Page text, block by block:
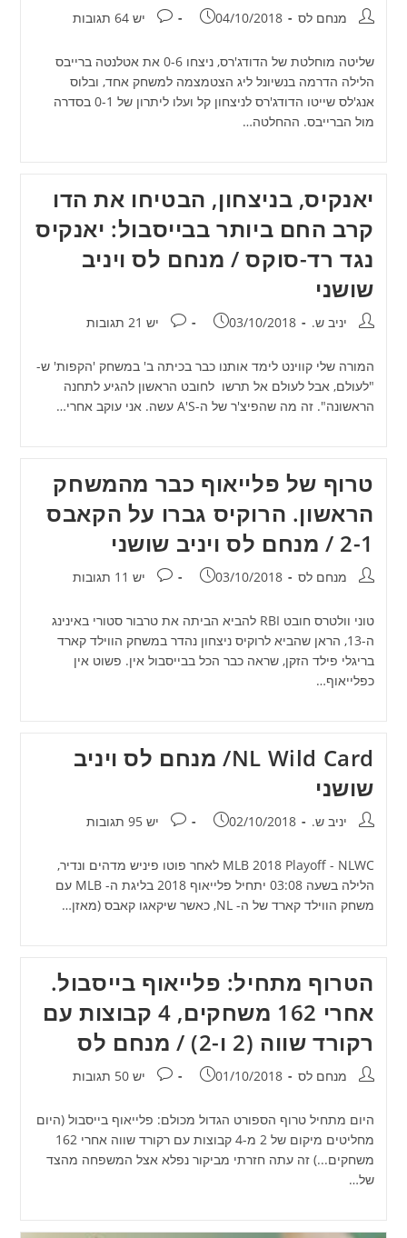
מחבר:מנחם לס פורסם:
04/10/2018 תגובות:
יש 64 תגובות
שליטה מוחלטת של הדודג'רס, ניצחו 0-6 את אטלנטה ברייבס
הלילה הדרמה בנשיונל ליג הצטמצמה למשחק אחד, ובלוס
אנג'לס שייטו הדודג'רס לניצחון קל ועלו ליתרון של 0-1 בסדרה
מול הברייבס. ההחלטה…
יאנקיס, בניצחון, הבטיחו את הדו
קרב החם ביותר בבייסבול: יאנקיס
נגד רד-סוקס / מנחם לס ויניב
שושני
מחבר:יניב ש. פורסם:
03/10/2018 תגובות:
יש 21 תגובות
המורה שלי קווינט לימד אותנו כבר בכיתה ב' במשחק 'הקפות' ש-
"לעולם, אבל לעולם אל תרשו לחובט הראשון להגיע לתחנה
הראשונה". זה מה שהפיצ'ר של ה-A'S עשה. אני עוקב אחרי…
טרוף של פלייאוף כבר מהמשחק
הראשון. הרוקיס גברו על הקאבס
2-1 / מנחם לס ויניב שושני
מחבר:מנחם לס פורסם:
03/10/2018 תגובות:
יש 11 תגובות
טוני וולטרס חובט RBI להביא הביתה את טרבור סטורי באינינג
ה-13, הראן שהביא לרוקיס ניצחון נהדר במשחק הווילד קארד
בריגלי פילד הזקן, שראה כבר הכל בבייסבול אין. פשוט אין
כפלייאוף…
NL Wild Card/ מנחם לס ויניב
שושני
מחבר:יניב ש. פורסם:
02/10/2018 תגובות:
יש 95 תגובות
MLB 2018 Playoff - NLWC לאחר פוטו פיניש מדהים ונדיר,
הלילה בשעה 03:08 יתחיל פלייאוף 2018 בליגת ה- MLB עם
משחק הווילד קארד של ה- NL, כאשר שיקאגו קאבס (מאזן…
הטרוף מתחיל: פלייאוף בייסבול.
אחרי 162 משחקים, 4 קבוצות עם
רקורד שווה (2 ו-2) / מנחם לס
מחבר:מנחם לס פורסם:
01/10/2018 תגובות:
יש 50 תגובות
היום מתחיל טרוף הספורט הגדול מכולם: פלייאוף בייסבול (היום
מחליטים מיקום של 2 מ-4 קבוצות עם רקורד שווה אחרי 162
משחקים...) זה עתה חזרתי מביקור נפלא אצל המשפחה מהצד
של…